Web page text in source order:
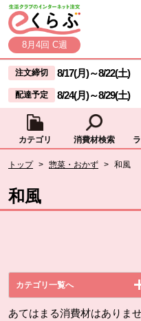
ページの先頭です。
本文へジャンプする。
8月4回 C週
ここからサイト内共通メニュ
サイト内共通メニューをスキ
注文締切 8/17(月)～8/22(土)
配達予定 8/24(月)～8/29(土)
カテゴリ 消費材検索
トップ > 惣菜・おかず > 和風
和風
カテゴリ一覧へ
あてはまる消費材はありま